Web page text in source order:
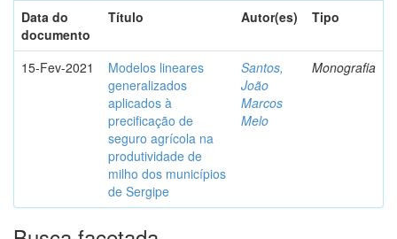
Data do
documento
Título Autor(es) Tipo
15-Fev-2021
Modelos lineares
generalizados
aplicados à
precificação de
seguro agrícola na
produtividade de
milho dos municípios
de Sergipe
Santos,
João
Marcos
Melo
Monografia